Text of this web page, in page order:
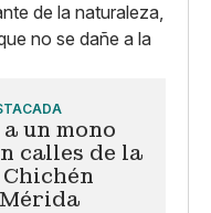
de la naturaleza,
no se dañe a la
un mono
calles de la